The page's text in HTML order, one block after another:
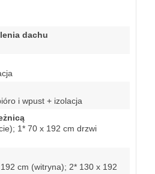
dachu
i wpust + izolacja
1* 70 x 192 cm drzwi
cm (witryna); 2* 130 x 192